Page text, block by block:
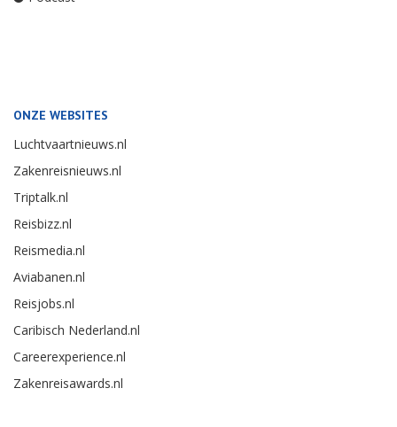
ONZE WEBSITES
Luchtvaartnieuws.nl
Zakenreisnieuws.nl
Triptalk.nl
Reisbizz.nl
Reismedia.nl
Aviabanen.nl
Reisjobs.nl
Caribisch Nederland.nl
Careerexperience.nl
Zakenreisawards.nl